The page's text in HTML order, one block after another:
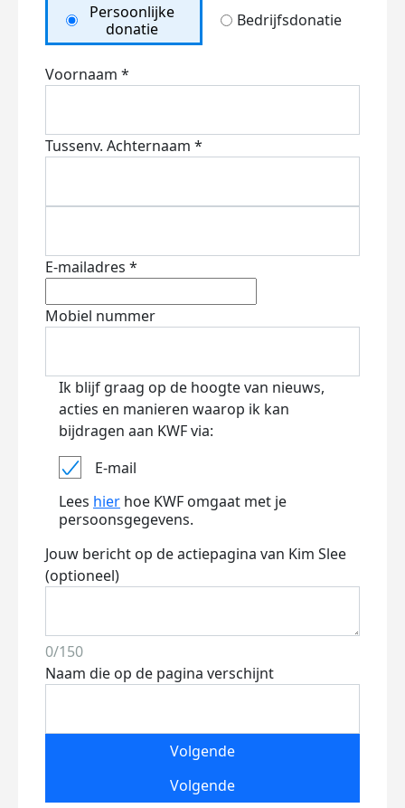
Persoonlijke
donatie
Bedrijfsdonatie
Voornaam *
Tussenv. Achternaam *
E-mailadres *
Mobiel nummer
Ik blijf graag op de hoogte van nieuws,
acties en manieren waarop ik kan
bijdragen aan KWF via:
E-mail
Lees hier hoe KWF omgaat met je
persoonsgegevens.
Jouw bericht op de actiepagina van Kim Slee
(optioneel)
0/150
Naam die op de pagina verschijnt
Volgende
Volgende